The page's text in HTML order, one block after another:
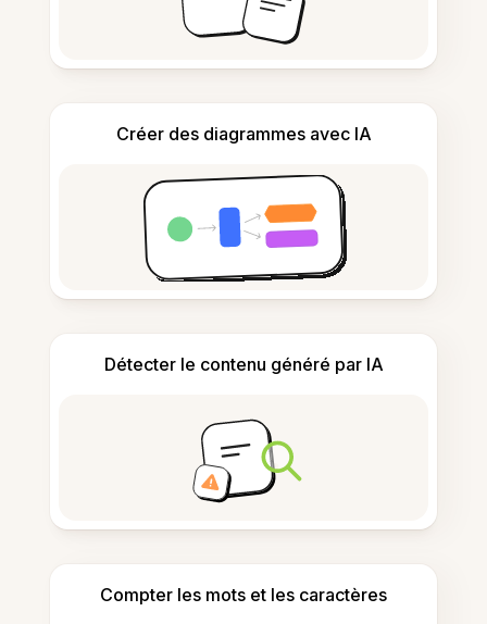
Créer des diagrammes avec IA
Détecter le contenu généré par IA
Compter les mots et les caractères